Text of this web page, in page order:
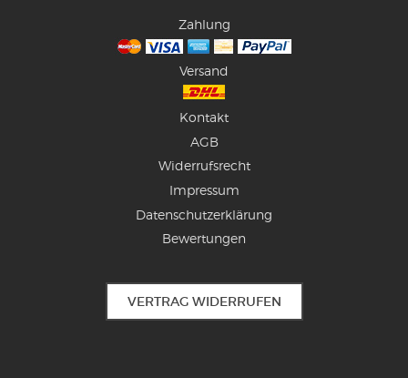
Zahlung
Versand
Kontakt
AGB
Widerrufsrecht
Impressum
Datenschutzerklärung
Bewertungen
VERTRAG WIDERRUFEN